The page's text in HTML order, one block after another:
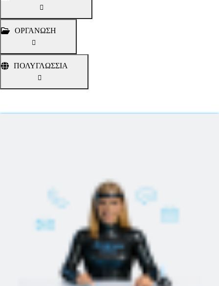
ΟΡΓΑΝΩΣΗ
ΠΟΛΥΓΛΩΣΣΙΑ